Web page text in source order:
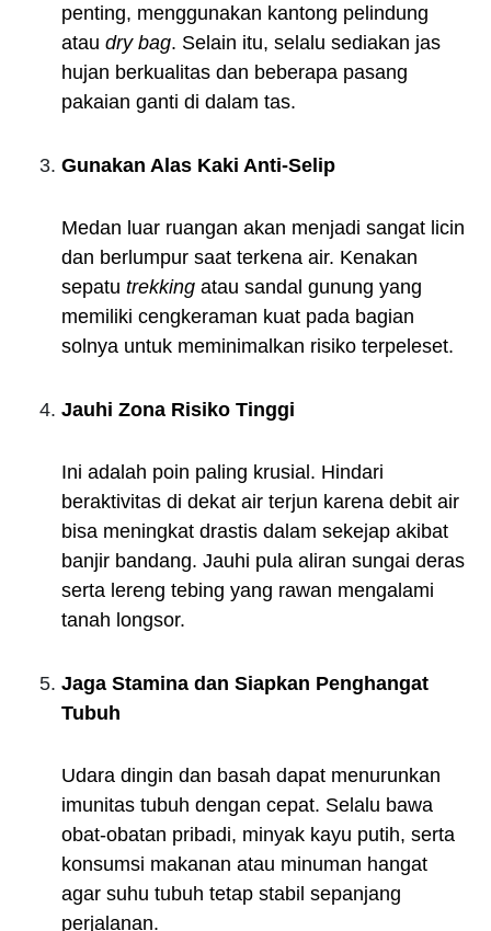
penting, menggunakan kantong pelindung
atau dry bag. Selain itu, selalu sediakan jas
hujan berkualitas dan beberapa pasang
pakaian ganti di dalam tas.
Gunakan Alas Kaki Anti-Selip
Medan luar ruangan akan menjadi sangat licin
dan berlumpur saat terkena air. Kenakan
sepatu trekking atau sandal gunung yang
memiliki cengkeraman kuat pada bagian
solnya untuk meminimalkan risiko terpeleset.
Jauhi Zona Risiko Tinggi
Ini adalah poin paling krusial. Hindari
beraktivitas di dekat air terjun karena debit air
bisa meningkat drastis dalam sekejap akibat
banjir bandang. Jauhi pula aliran sungai deras
serta lereng tebing yang rawan mengalami
tanah longsor.
Jaga Stamina dan Siapkan Penghangat
Tubuh
Udara dingin dan basah dapat menurunkan
imunitas tubuh dengan cepat. Selalu bawa
obat-obatan pribadi, minyak kayu putih, serta
konsumsi makanan atau minuman hangat
agar suhu tubuh tetap stabil sepanjang
perjalanan.